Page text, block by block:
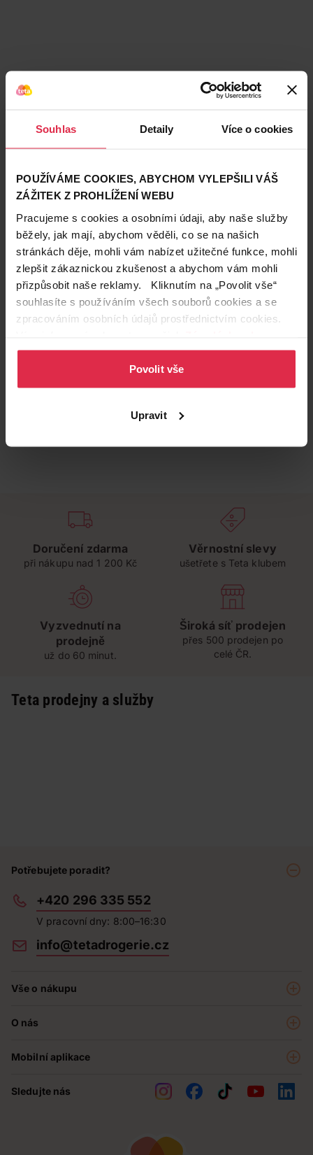
Souhlas Detaily Více o cookies
POUŽÍVÁME COOKIES, ABYCHOM VYLEPŠILI VÁŠ
ZÁŽITEK Z PROHLÍŽENÍ WEBU
Pracujeme s cookies a osobními údaji, aby naše služby
běžely, jak mají, abychom věděli, co se na našich
stránkách děje, mohli vám nabízet užitečné funkce, mohli
zlepšit zákaznickou zkušenost a abychom vám mohli
přizpůsobit naše reklamy. Kliknutím na „Povolit vše“
souhlasíte s používáním všech souborů cookies a se
zpracováním osobních údajů prostřednictvím cookies.
osobních údajů.
Povolit vše
Upravit
Podobné produkty
Doručení zdarma
při nákupu nad 1 200 Kč
Věrnostní slevy
ušetřete s Teta klubem
Vyzvednutí na
prodejně
už do 60 minut.
Široká síť prodejen
přes 500 prodejen po
celé ČR.
Teta prodejny a služby
Potřebujete poradit?
+420 296 335 552
V pracovní dny: 8:00–16:30
info@tetadrogerie.cz
Vše o nákupu
Prodejny
Obchodní podmínky
O nás
Teta pomáhá
Mobilní aplikace
Sledujte nás